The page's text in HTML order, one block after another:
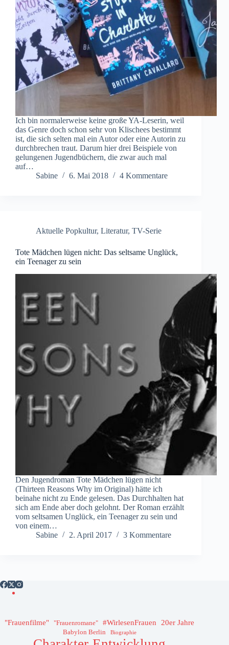
Ich bin normalerweise keine große YA-Leserin, weil
das Genre doch schon sehr von Klischees bestimmt
ist, die sich selten mal ein Autor oder eine Autorin zu
durchbrechen traut. Darum hier drei Beispiele von
gelungenen Jugendbüchern, die zwar auch mal
auf…
Sabine
6. Mai 2018 4 Kommentare
Aktuelle Popkultur, Literatur, TV-Serie
Tote Mädchen lügen nicht: Das seltsame Unglück,
ein Teenager zu sein
Den Jugendroman Tote Mädchen lügen nicht
(Thirteen Reasons Why im Original) hätte ich
beinahe nicht zu Ende gelesen. Das Durchhalten hat
sich am Ende aber doch gelohnt. Der Roman erzählt
vom seltsamen Unglück, ein Teenager zu sein und
von einem…
Sabine
2. April 2017 3 Kommentare
"Frauenfilme" "Frauenromane" #WirlesenFrauen 20er Jahre
Babylon Berlin Biographie